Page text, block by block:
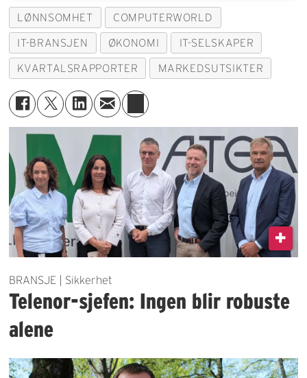
LØNNSOMHET COMPUTERWORLD
IT-BRANSJEN ØKONOMI IT-SELSKAPER
KVARTALSRAPPORTER MARKEDSUTSIKTER
BRANSJE | Sikkerhet
Telenor-sjefen: Ingen blir robuste
alene